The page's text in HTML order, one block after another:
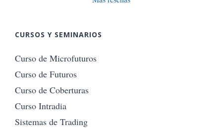
CURSOS Y SEMINARIOS
Curso de Microfuturos
Curso de Futuros
Curso de Coberturas
Curso Intradia
Sistemas de Trading